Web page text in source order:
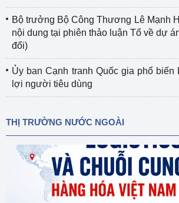
Bộ trưởng Bộ Công Thương Lê Mạnh
nội dung tại phiên thảo luận Tổ về dự
đổi)
Ủy ban Cạnh tranh Quốc gia phổ biến
lợi người tiêu dùng
THỊ TRƯỜNG NƯỚC NGOÀI